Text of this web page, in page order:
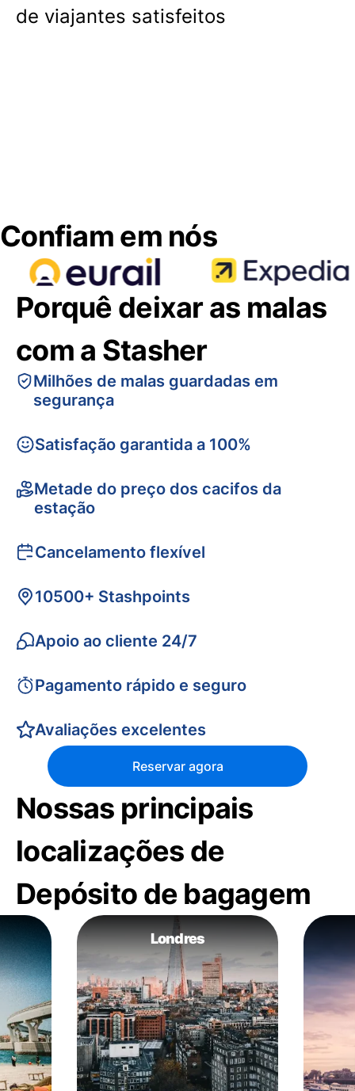
de viajantes satisfeitos
Confiam em nós
Porquê deixar as malas
com a Stasher
Milhões de malas guardadas em
segurança
Satisfação garantida a 100%
Metade do preço dos cacifos da
estação
Cancelamento flexível
10500+ Stashpoints
Apoio ao cliente 24/7
Pagamento rápido e seguro
Avaliações excelentes
Reservar agora
Nossas principais
localizações de
Depósito de bagagem
Londres